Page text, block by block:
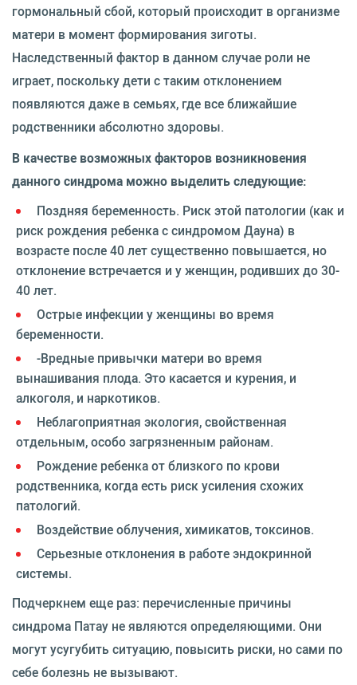
гормональный сбой, который происходит в организме
матери в момент формирования зиготы.
Наследственный фактор в данном случае роли не
играет, поскольку дети с таким отклонением
появляются даже в семьях, где все ближайшие
родственники абсолютно здоровы.
В качестве возможных факторов возникновения
данного синдрома можно выделить следующие:
Поздняя беременность. Риск этой патологии (как и
риск рождения ребенка с синдромом Дауна) в
возрасте после 40 лет существенно повышается, но
отклонение встречается и у женщин, родивших до 30-
40 лет.
Острые инфекции у женщины во время
беременности.
-Вредные привычки матери во время
вынашивания плода. Это касается и курения, и
алкоголя, и наркотиков.
Неблагоприятная экология, свойственная
отдельным, особо загрязненным районам.
Рождение ребенка от близкого по крови
родственника, когда есть риск усиления схожих
патологий.
Воздействие облучения, химикатов, токсинов.
Серьезные отклонения в работе эндокринной
системы.
Подчеркнем еще раз: перечисленные причины
синдрома Патау не являются определяющими. Они
могут усугубить ситуацию, повысить риски, но сами по
себе болезнь не вызывают.